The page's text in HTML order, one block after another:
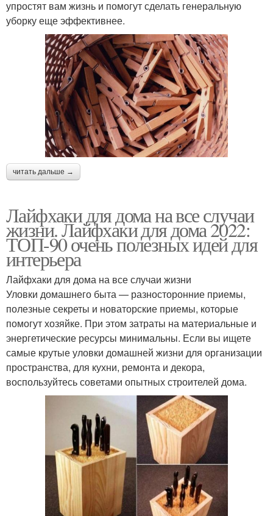
упростят вам жизнь и помогут сделать генеральную
уборку еще эффективнее.
читать дальше →
Лайфхаки для дома на все случаи
жизни. Лайфхаки для дома 2022:
ТОП-90 очень полезных идей для
интерьера
Лайфхаки для дома на все случаи жизни
Уловки домашнего быта — разносторонние приемы,
полезные секреты и новаторские приемы, которые
помогут хозяйке. При этом затраты на материальные и
энергетические ресурсы минимальны. Если вы ищете
самые крутые уловки домашней жизни для организации
пространства, для кухни, ремонта и декора,
воспользуйтесь советами опытных строителей дома.